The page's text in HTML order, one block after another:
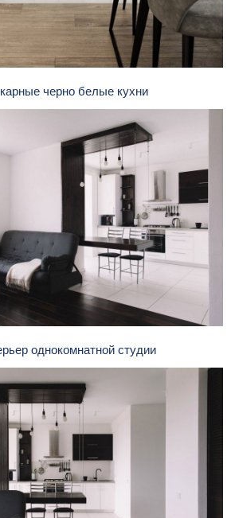
черно белые кухни
однокомнатной студии